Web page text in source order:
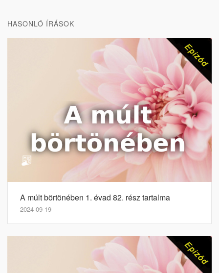
HASONLÓ ÍRÁSOK
A múlt börtönében 1. évad 82. rész tartalma
2024-09-19